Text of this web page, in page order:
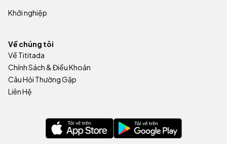
Khởi nghiệp
Về chúng tôi
Về Tititada
Chính Sách & Điều Khoản
Câu Hỏi Thường Gặp
Liên Hệ